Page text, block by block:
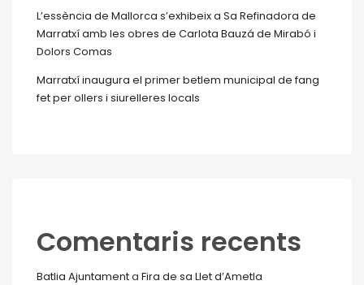
L’essència de Mallorca s’exhibeix a Sa Refinadora de
Marratxí amb les obres de Carlota Bauzá de Mirabó i
Dolors Comas
Marratxí inaugura el primer betlem municipal de fang
fet per ollers i siurelleres locals
Comentaris recents
Batlia Ajuntamenta Fira de sa Llet d’Ametla